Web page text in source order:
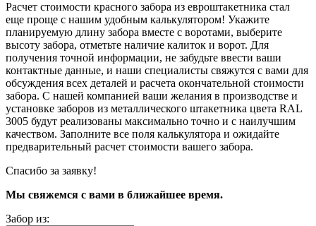
Расчет стоимости красного забора из евроштакетника стал
еще проще с нашим удобным калькулятором! Укажите
планируемую длину забора вместе с воротами, выберите
высоту забора, отметьте наличие калиток и ворот. Для
получения точной информации, не забудьте ввести ваши
контактные данные, и наши специалисты свяжутся с вами для
обсуждения всех деталей и расчета окончательной стоимости
забора. С нашей компанией ваши желания в производстве и
установке заборов из металлического штакетника цвета RAL
3005 будут реализованы максимально точно и с наилучшим
качеством. Заполните все поля калькулятора и ожидайте
предварительный расчет стоимости вашего забора.
Спасибо за заявку!
Мы свяжемся с вами в ближайшее время.
Забор из: